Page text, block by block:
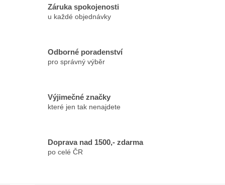
Záruka spokojenosti
u každé objednávky
Odborné poradenství
pro správný výběr
Výjimečné značky
které jen tak nenajdete
Doprava nad 1500,- zdarma
po celé ČR